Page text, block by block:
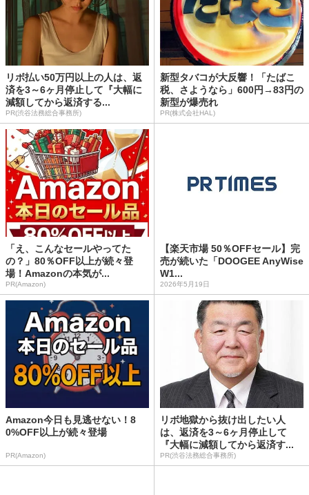
リボ払い50万円以上の人は、返
済を3～6ヶ月停止して『大幅に
減額してから返済する...
PR(渋谷法務総合事務所)
新型タバコが大反響！「たばこ
税、さようなら」600円→83円の
新型が爆売れ
PR(株式会社HAL)
「え、こんなセールやってた
の？」80％OFF以上が続々登
場！Amazonの本気が...
PR(Amazon)
【楽天市場 50％OFFセール】完
売が続いた「DOOGEE AnyWise
W1...
2026年5月19日
Amazon今日も見逃せない！8
0%OFF以上が続々登場
PR(Amazon)
リボ地獄から抜け出したい人
は、返済を3～6ヶ月停止して
『大幅に減額してから返済す...
PR(渋谷法務総合事務所)